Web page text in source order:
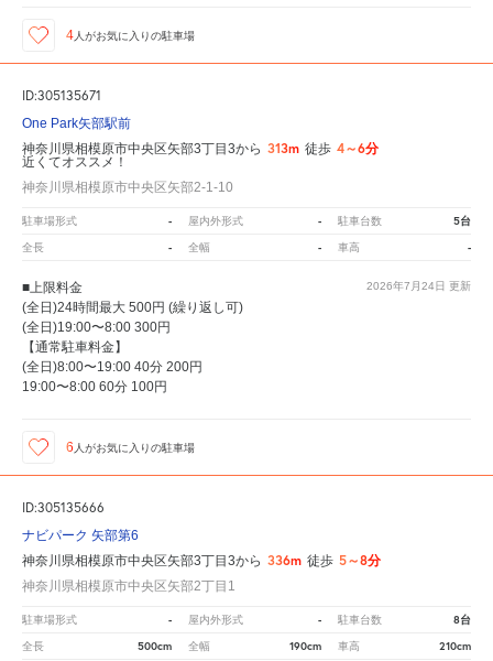
4人がお気に入りの駐車場
ID:305135671
One Park矢部駅前
神奈川県相模原市中央区矢部3丁目3から 313m 徒歩 4～6分
近くてオススメ！
神奈川県相模原市中央区矢部2-1-10
駐車場形式 - 屋内外形式 - 駐車台数 5台
全長 - 全幅 - 車高 -
2026年7月24日 更新
■上限料金
(全日)24時間最大 500円 (繰り返し可)
(全日)19:00〜8:00 300円
【通常駐車料金】
(全日)8:00〜19:00 40分 200円
19:00〜8:00 60分 100円
6 人がお気に入りの駐車場
ID:305135666
ナビパーク 矢部第6
神奈川県相模原市中央区矢部3丁目3から 336m 徒歩 5～8分
神奈川県相模原市中央区矢部2丁目1
駐車場形式 - 屋内外形式 - 駐車台数 8台
全長 500cm 全幅 190cm 車高 210cm